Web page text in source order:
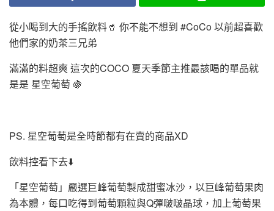
從小喝到大的手搖飲料🥤 你不能不想到 #CoCo 以前超喜歡
他們家的奶茶三兄弟
滿滿的料超爽 這次的COCO 夏天季節主推最該喝的單品就
是是 星空葡萄 🍇
PS. 星空葡萄是全時節都有在賣的商品XD
飲料控看下去⬇️
「星空葡萄」嚴選巨峰葡萄製成甜蜜冰沙，以巨峰葡萄果肉
為本體，每口吃得到葡萄顆粒與Q彈啵啵晶球，加上葡萄果